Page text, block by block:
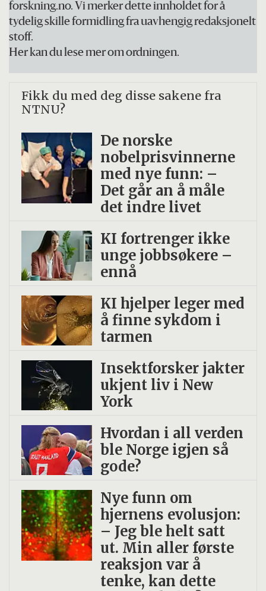
forskning.no. Vi merker dette innholdet for å
tydelig skille formidling fra uavhengig redaksjonelt
stoff.
Her kan du lese mer om ordningen.
Fikk du med deg disse sakene fra
NTNU?
De norske
nobelprisvinnerne
med nye funn: –
Det går an å måle
det indre livet
KI fortrenger ikke
unge jobbsøkere –
ennå
KI hjelper leger med
å finne sykdom i
tarmen
Insekt­forsker jakter
ukjent liv i New
York
Hvordan i all verden
ble Norge igjen så
gode?
Nye funn om
hjernens evolusjon:
– Jeg ble helt satt
ut. Min aller første
reaksjon var å
tenke, kan dette